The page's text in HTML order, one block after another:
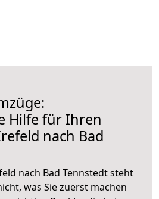
Hilfe für Ihren
nach Bad
nach Bad Tennstedt steht
was Sie zuerst machen